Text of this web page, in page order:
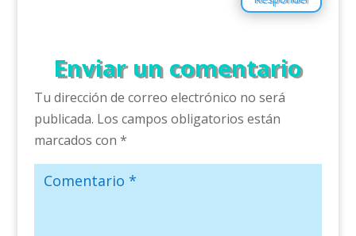
Enviar un comentario
Tu dirección de correo electrónico no será
publicada. Los campos obligatorios están
marcados con *